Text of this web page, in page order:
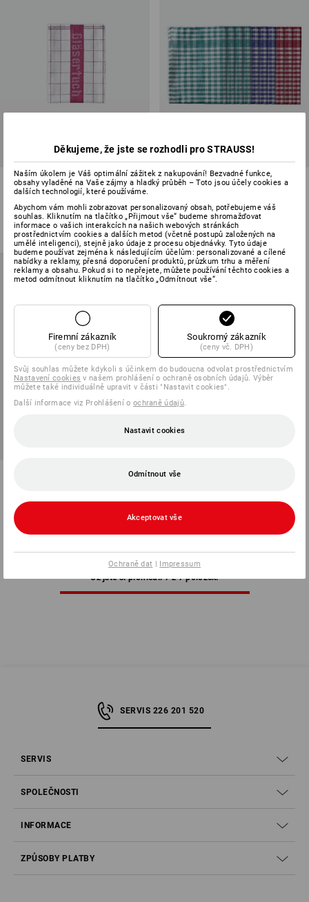
Utěrka na sklenice
varianta
od 68,97 Kč
(vč. DPH) od 10 ks
Utěrky na nádobí Standard
1 varianta
od 160,93 Kč
(vč. DPH) od 20 balení
od
(vč. DPH) od 10 balení
Už jste si prohlédli 7 z 7 položek.
SERVIS 226 201 520
SERVIS
SPOLEČNOSTI
INFORMACE
ZPŮSOBY PLATBY
Děkujeme, že jste se rozhodli pro STRAUSS!
Naším úkolem je Váš optimální zážitek z nakupování! Bezvadné funkce,
obsahy vyladěné na Vaše zájmy a hladký průběh – Toto jsou účely cookies a
dalších technologií, které používáme.
Abychom vám mohli zobrazovat personalizovaný obsah, potřebujeme váš
souhlas. Kliknutím na tlačítko „Přijmout vše“ budeme shromažďovat
informace o vašich interakcích na našich webových stránkách
prostřednictvím cookies a dalších metod (včetně postupů založených na
umělé inteligenci), stejně jako údaje z procesu objednávky. Tyto údaje
budeme používat zejména k následujícím účelům: personalizované a cílené
nabídky a reklamy, přesná doporučení produktů, průzkum trhu a měření
reklamy a obsahu. Pokud si to nepřejete, můžete používání těchto cookies a
metod odmítnout kliknutím na tlačítko „Odmítnout vše“.
Firemní zákazník
(ceny bez DPH)
Soukromý zákazník
(ceny vč. DPH)
Svůj souhlas můžete kdykoli s účinkem do budoucna odvolat prostřednictvím
Nastavení cookies v našem prohlášení o ochraně osobních údajů. Výběr
můžete také individuálně upravit v části "Nastavit cookies".
Další informace viz Prohlášení o ochraně údajů.
Nastavit cookies
Odmítnout vše
Akceptovat vše
Ochraně dat | Impressum